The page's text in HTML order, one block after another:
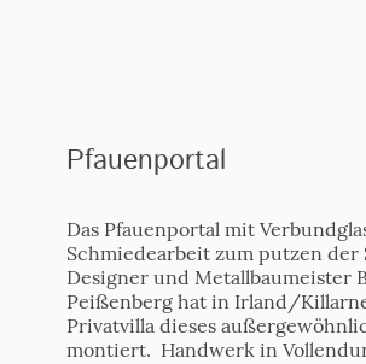
Pfauenportal
Das Pfauenportal mit
Schmiedearbeit zum putzen der
Designer und Metallbaumeister
Peißenberg hat in Irland/
Privatvilla dieses
montiert. Handwerk in